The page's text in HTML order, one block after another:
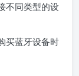
不同类型的设
买蓝牙设备时